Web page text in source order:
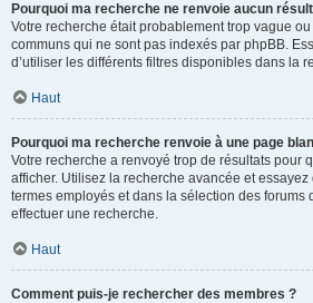
Pourquoi ma recherche ne renvoie aucun
Votre recherche était probablement trop vague
communs qui ne sont pas indexés par phpBB.
d’utiliser les différents filtres disponibles dans la
Haut
Pourquoi ma recherche renvoie à une page
Votre recherche a renvoyé trop de résultats pour
afficher. Utilisez la recherche avancée et essayez
termes employés et dans la sélection des forums
effectuer une recherche.
Haut
Comment puis-je rechercher des membres ?